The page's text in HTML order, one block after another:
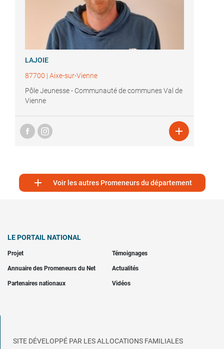
LAJOIE
87700 | Aixe-sur-Vienne
Pôle Jeunesse - Communauté de communes Val de
Vienne

 Voir les autres Promeneurs du département
LE PORTAIL NATIONAL
Projet Témoignages
Annuaire des Promeneurs du Net Actualités
Partenaires nationaux Vidéos
SITE DÉVELOPPÉ PAR LES ALLOCATIONS FAMILIALES